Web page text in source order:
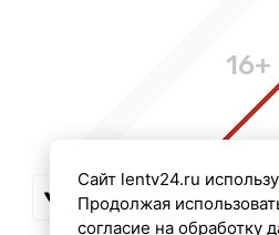
16+
Сайт lentv24.ru
Продолжая
согласие на обработку